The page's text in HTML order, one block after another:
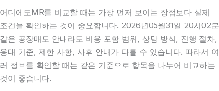
어디에도MR를 비교할 때는 가장 먼저 보이는 장점보다 실제
조건을 확인하는 것이 중요합니다. 2026년05월31일 20시02분
같은 공장매도 안내라도 비용 포함 범위, 상담 방식, 진행 절차,
응대 기준, 제한 사항, 사후 안내가 다를 수 있습니다. 따라서 여
러 정보를 확인할 때는 같은 기준으로 항목을 나누어 비교하는
것이 좋습니다.